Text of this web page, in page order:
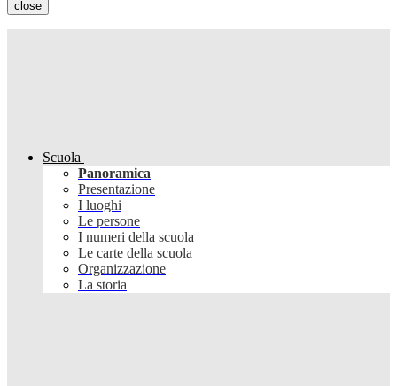
close
Scuola
Panoramica
Presentazione
I luoghi
Le persone
I numeri della scuola
Le carte della scuola
Organizzazione
La storia